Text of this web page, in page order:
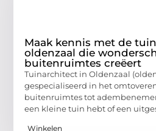
Maak kennis met de
oldenzaal die
buitenruimtes creëert
Tuinarchitect in Oldenzaal
gespecialiseerd in het
buitenruimtes tot
een kleine tuin hebt of een
Winkelen